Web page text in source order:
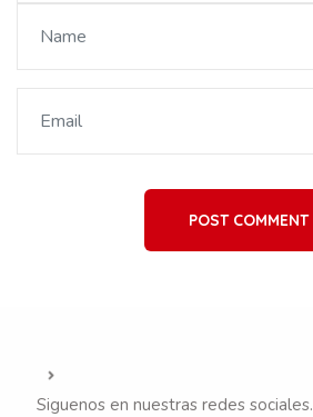
POST COMMENT
Siguenos en nuestras redes sociales.